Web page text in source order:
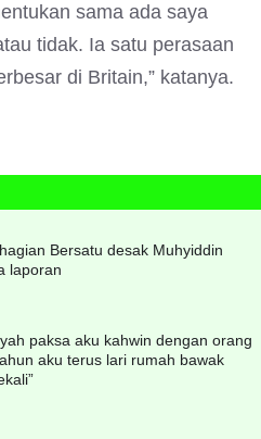
sama ada saya
tidak. Ia satu perasaan
di Britain,” katanya.
Bersatu desak Muhyiddin
laporan
paksa aku kahwin dengan orang
aku terus lari rumah bawak